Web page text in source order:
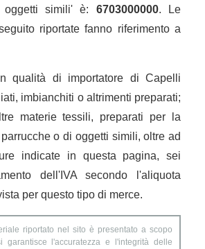
simili' è: 6703000000. Le
riportate fanno riferimento a
qualità di importatore di Capelli
imbianchiti o altrimenti preparati;
materie tessili, preparati per la
o di oggetti simili, oltre ad
indicate in questa pagina, sei
dell'IVA secondo l'aliquota
per questo tipo di merce.
riportato nel sito è presentato a scopo
garantisce l'accuratezza e l'integrità delle